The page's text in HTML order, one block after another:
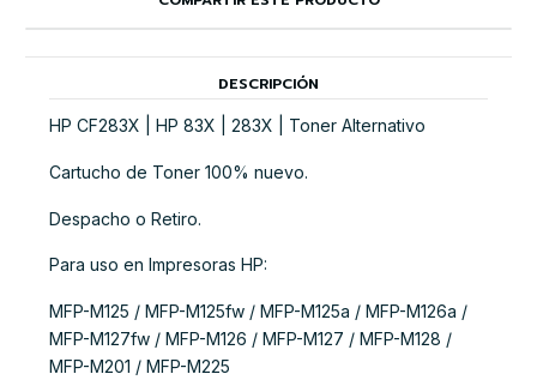
DESCRIPCIÓN
HP CF283X | HP 83X | 283X | Toner Alternativo
Cartucho de Toner 100% nuevo.
Despacho o Retiro.
Para uso en Impresoras HP:
MFP-M125 / MFP-M125fw / MFP-M125a / MFP-M126a /
MFP-M127fw / MFP-M126 / MFP-M127 / MFP-M128 /
MFP-M201 / MFP-M225